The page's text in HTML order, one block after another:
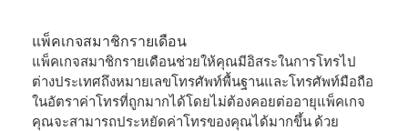
แพ็คเกจสมาชิกรายเดือน
แพ็คเกจสมาชิกรายเดือนช่วยให้คุณมีอิสระในการโทรไป
ต่างประเทศถึงหมายเลขโทรศัพท์พื้นฐานและโทรศัพท์มือถือ
ในอัตราค่าโทรที่ถูกมากได้โดยไม่ต้องคอยต่ออายุแพ็คเกจ
คุณจะสามารถประหยัดค่าโทรของคุณได้มากขึ้น ด้วย